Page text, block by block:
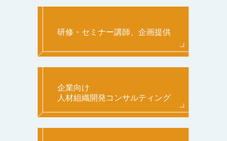
研修・セミナー講師、企画提供
企業向け
人材組織開発コンサルティング